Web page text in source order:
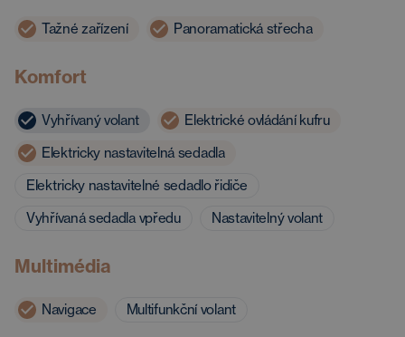
Tažné zařízení Panoramatická střecha
Komfort
Vyhřívaný volant
Elektrické ovládání kufru
Elektricky nastavitelná sedadla
Elektricky nastavitelné sedadlo řidiče
Vyhřívaná sedadla vpředu
Nastavitelný volant
Multimédia
Navigace Multifunkční volant